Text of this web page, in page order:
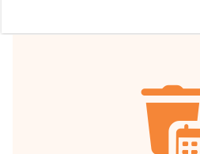
Hilfsbereitschaft!